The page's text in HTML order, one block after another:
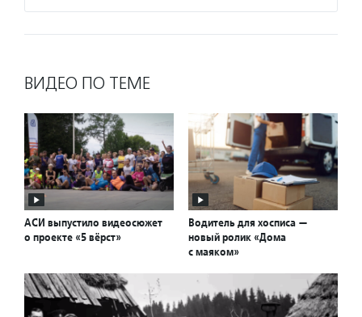
ВИДЕО ПО ТЕМЕ
АСИ выпустило видеосюжет
о проекте «5 вёрст»
Водитель для хосписа —
новый ролик «Дома
с маяком»